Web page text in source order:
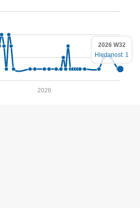
2026
2026 W32
Hledanost: 1